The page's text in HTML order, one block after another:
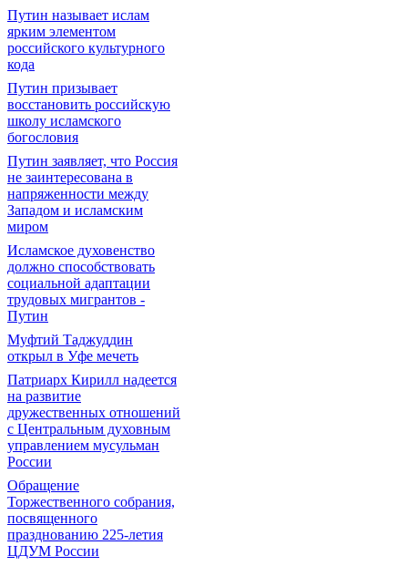
Путин называет ислам
ярким элементом
российского культурного
кода
Путин призывает
восстановить российскую
школу исламского
богословия
Путин заявляет, что Россия
не заинтересована в
напряженности между
Западом и исламским
миром
Исламское духовенство
должно способствовать
социальной адаптации
трудовых мигрантов -
Путин
Муфтий Таджуддин
открыл в Уфе мечеть
Патриарх Кирилл надеется
на развитие
дружественных отношений
с Центральным духовным
управлением мусульман
России
Обращение
Торжественного собрания,
посвященного
празднованию 225-летия
ЦДУМ России